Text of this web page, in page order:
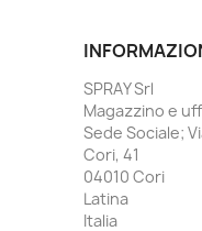
SPRAY Srl
Magazzino e
Sede Sociale;
Cori, 41
04010 Cori
Latina
Italia